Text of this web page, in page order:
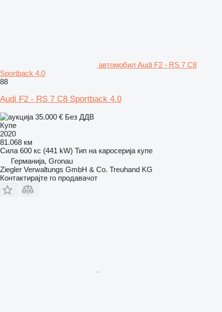
aвтомобил Audi F2 - RS 7 C8
Sportback 4.0
88
Audi F2 - RS 7 C8 Sportback 4.0
35.000 € Без ДДВ
Купе
2020
81.068 км
Сила 600 кс (441 kW) Тип на каросерија купе
Германија, Gronau
Ziegler Verwaltungs GmbH & Co. Treuhand KG
Контактирајте го продавачот